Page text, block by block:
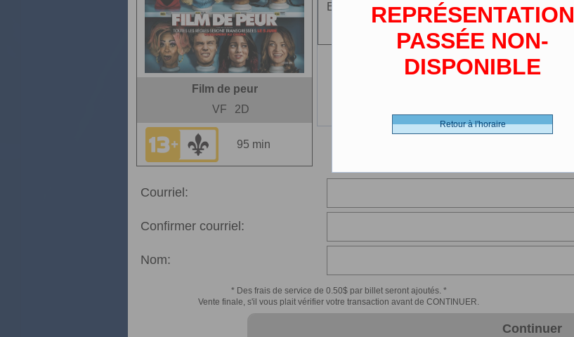
Film de peur
VF
2D
95 min
Enfant - 10.25 $ (CDN)
(2-12 ans)
Courriel:
Confirmer courriel:
Nom:
* Des frais de service de 0.50$ par billet seront ajoutés. *
Vente finale, s'il vous plait vérifier votre transaction avant de CONTINUER.
Continuer
REPRÉSENTATION
PASSÉE NON-
DISPONIBLE
Retour à l'horaire